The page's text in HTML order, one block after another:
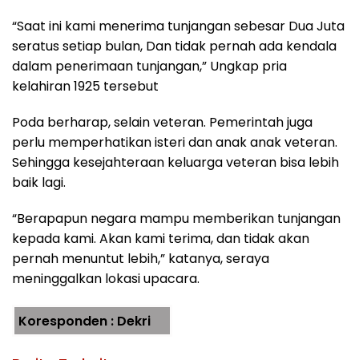
“Saat ini kami menerima tunjangan sebesar Dua Juta
seratus setiap bulan, Dan tidak pernah ada kendala
dalam penerimaan tunjangan,” Ungkap pria
kelahiran 1925 tersebut
Poda berharap, selain veteran. Pemerintah juga
perlu memperhatikan isteri dan anak anak veteran.
Sehingga kesejahteraan keluarga veteran bisa lebih
baik lagi.
“Berapapun negara mampu memberikan tunjangan
kepada kami. Akan kami terima, dan tidak akan
pernah menuntut lebih,” katanya, seraya
meninggalkan lokasi upacara.
Koresponden : Dekri